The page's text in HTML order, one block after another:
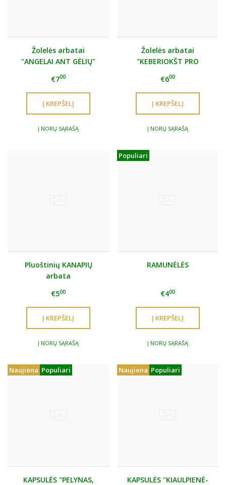
Žolelės arbatai
"ANGELAI ANT GĖLIŲ"
€700
Į NORŲ SĄRAŠĄ
Žolelės arbatai
"KEBERIOKŠT PRO
€600
Į NORŲ SĄRAŠĄ
Pluoštinių KANAPIŲ
arbata
€500
Į NORŲ SĄRAŠĄ
Populiari
RAMUNĖLĖS
€400
Į NORŲ SĄRAŠĄ
Naujiena Populiari
KAPSULĖS "PELYNAS,
Naujiena Populiari
KAPSULĖS "KIAULPIENĖ-